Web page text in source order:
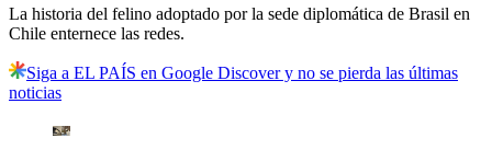
La historia del felino adoptado por la sede diplomática de Brasil en
Chile enternece las redes.
Siga a EL PAÍS en Google Discover y no se pierda las últimas
noticias